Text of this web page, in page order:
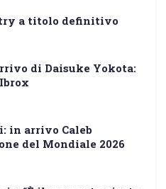
a titolo definitivo
di Daisuke Yokota:
in arrivo Caleb
del Mondiale 2026